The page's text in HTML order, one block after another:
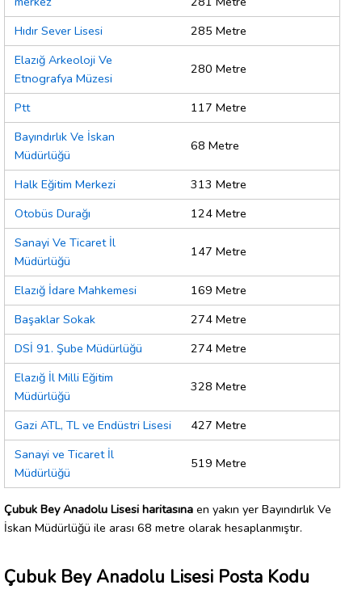
Hıdır Sever Lisesi
285 Metre
Elazığ Arkeoloji Ve
Etnografya Müzesi
280 Metre
Ptt
117 Metre
Bayındırlık Ve İskan
Müdürlüğü
68 Metre
Halk Eğitim Merkezi
313 Metre
Otobüs Durağı
124 Metre
Sanayi Ve Ticaret İl
Müdürlüğü
147 Metre
Elazığ İdare Mahkemesi
169 Metre
Başaklar Sokak
274 Metre
DSİ 91. Şube Müdürlüğü
274 Metre
Elazığ İl Milli Eğitim
Müdürlüğü
328 Metre
Gazi ATL, TL ve Endüstri Lisesi
427 Metre
Sanayi ve Ticaret İl
Müdürlüğü
519 Metre
Çubuk Bey Anadolu Lisesi haritasına en yakın yer Bayındırlık Ve
İskan Müdürlüğü ile arası 68 metre olarak hesaplanmıştır.
Çubuk Bey Anadolu Lisesi Posta Kodu